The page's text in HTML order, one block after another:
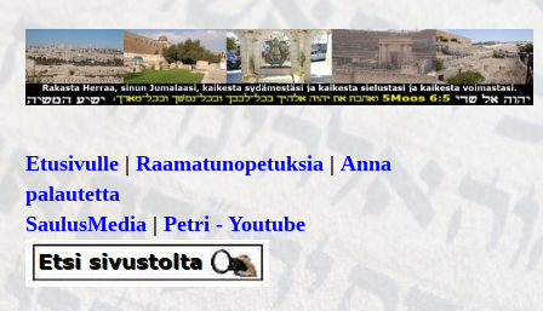
Etusivulle |Raamatunopetuksia |Anna
palautetta
SaulusMedia |Petri - Youtube